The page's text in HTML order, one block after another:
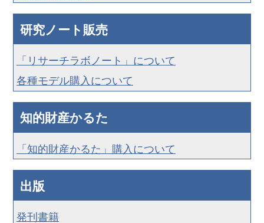
研究ノート販売
「リサーチラボノート」について
各種モデル購入について
知的財産かるた
「知的財産かるた」購入について
出版
発刊書籍